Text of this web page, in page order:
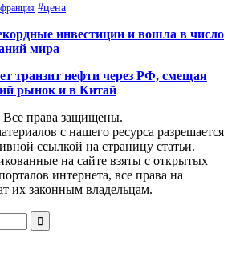
#цена
инвестиции и вошла в число
мира
транзит нефти через РФ, смещая
рынок и в Китай
права защищены.
с нашего ресурса разрешается
ссылкой на страницу статьи.
на сайте взяты с открытых
интернета, все права на
их законным владельцам.